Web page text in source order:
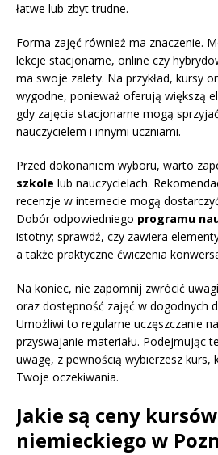
łatwe lub zbyt trudne.
Forma zajęć również ma znaczenie.
lekcje stacjonarne, online czy
ma swoje zalety. Na przykład, kursy
wygodne, ponieważ oferują większą
gdy zajęcia stacjonarne mogą
nauczycielem i innymi uczniami.
Przed dokonaniem wyboru, warto
szkole lub nauczycielach.
recenzje w internecie mogą
Dobór odpowiedniego programu
istotny; sprawdź, czy zawiera
a także praktyczne ćwiczenia
Na koniec, nie zapomnij zwrócić
oraz dostępność zajęć w dogodnych
Umożliwi to regularne uczęszczanie
przyswajanie materiału. Podejmując
uwagę, z pewnością wybierzesz kurs,
Twoje oczekiwania.
Jakie są ceny
niemieckiego w